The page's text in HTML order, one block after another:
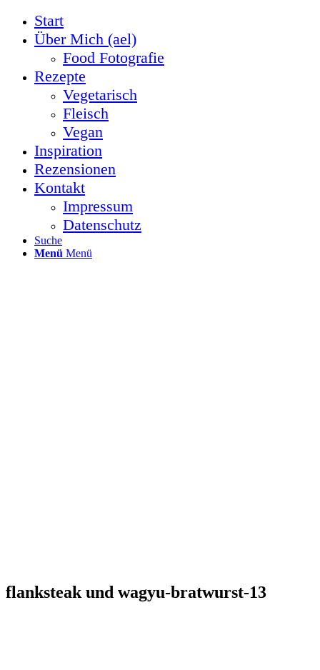
Start
Über Mich (ael)
Food Fotografie
Rezepte
Vegetarisch
Fleisch
Vegan
Inspiration
Rezensionen
Kontakt
Impressum
Datenschutz
Suche
Menü Menü
flanksteak und wagyu-bratwurst-13